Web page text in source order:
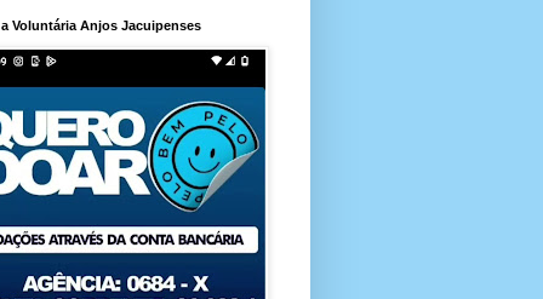
Voluntária Anjos Jacuipenses